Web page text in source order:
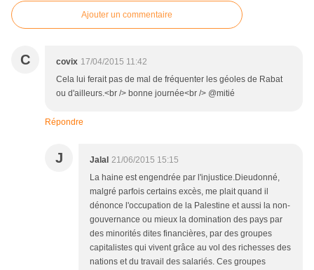
Ajouter un commentaire
C covix 17/04/2015 11:42
Cela lui ferait pas de mal de fréquenter les géoles de Rabat
ou d'ailleurs.<br /> bonne journée<br /> @mitié
Répondre
J Jalal 21/06/2015 15:15
La haine est engendrée par l'injustice.Dieudonné,
malgré parfois certains excès, me plait quand il
dénonce l'occupation de la Palestine et aussi la non-
gouvernance ou mieux la domination des pays par
des minorités dites financières, par des groupes
capitalistes qui vivent grâce au vol des richesses des
nations et du travail des salariés. Ces groupes